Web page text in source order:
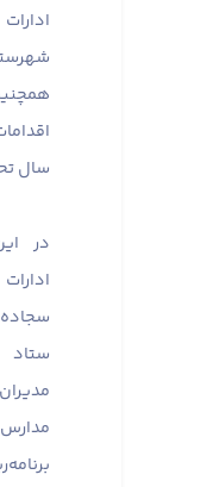
سال
در
ستاد